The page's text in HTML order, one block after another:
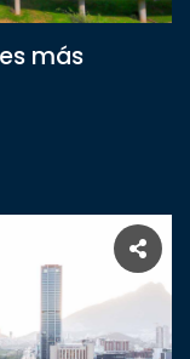
más